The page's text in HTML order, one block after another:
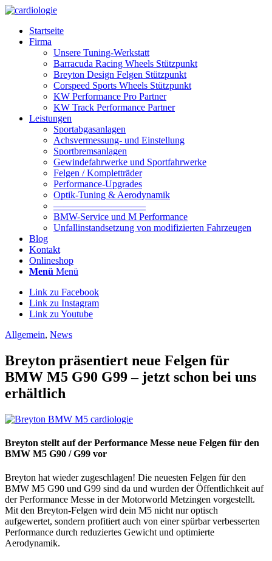
Startseite
Firma
Unsere Tuning-Werkstatt
Barracuda Racing Wheels Stützpunkt
Breyton Design Felgen Stützpunkt
Corspeed Sports Wheels Stützpunkt
KW Performance Pro Partner
KW Track Performance Partner
Leistungen
Sportabgasanlagen
Achsvermessung- und Einstellung
Sportbremsanlagen
Gewindefahrwerke und Sportfahrwerke
Felgen / Kompletträder
Performance-Upgrades
Optik-Tuning & Aerodynamik
—————————–
BMW-Service und M Performance
Unfallinstandsetzung von modifizierten Fahrzeugen
Blog
Kontakt
Onlineshop
Menü Menü
Link zu Facebook
Link zu Instagram
Link zu Youtube
Allgemein, News
Breyton präsentiert neue Felgen für
BMW M5 G90 G99 – jetzt schon bei uns
erhältlich
Breyton stellt auf der Performance Messe neue Felgen für den
BMW M5 G90 / G99 vor
Breyton hat wieder zugeschlagen! Die neuesten Felgen für den
BMW M5 G90 und G99 sind da und wurden der Öffentlichkeit auf
der Performance Messe in der Motorworld Metzingen vorgestellt.
Mit den Breyton-Felgen wird dein M5 nicht nur optisch
aufgewertet, sondern profitiert auch von einer spürbar verbesserten
Performance durch reduziertes Gewicht und optimierte
Aerodynamik.